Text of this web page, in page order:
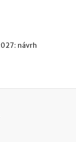
návrh